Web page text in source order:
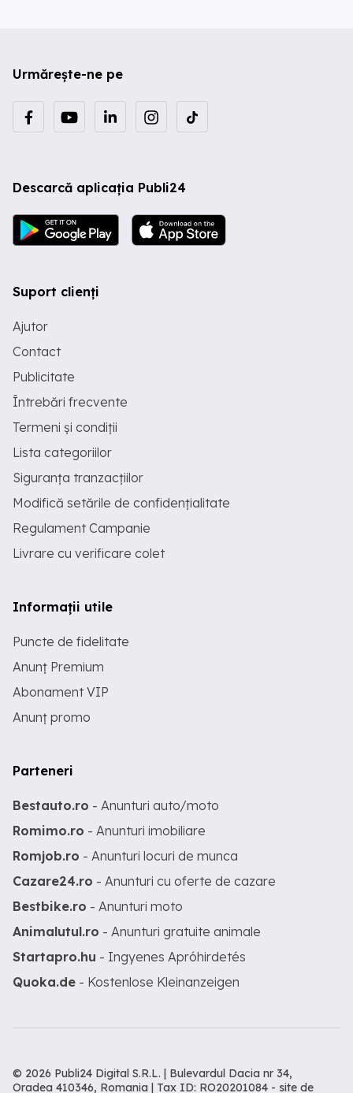
Urmărește-ne pe
Descarcă aplicația Publi24
Suport clienți
Ajutor
Contact
Publicitate
Întrebări frecvente
Termeni și condiții
Lista categoriilor
Siguranța tranzacțiilor
Modifică setările de confidențialitate
Regulament Campanie
Livrare cu verificare colet
Informații utile
Puncte de fidelitate
Anunț Premium
Abonament VIP
Anunț promo
Parteneri
Bestauto.ro - Anunturi auto/moto
Romimo.ro - Anunturi imobiliare
Romjob.ro - Anunturi locuri de munca
Cazare24.ro - Anunturi cu oferte de cazare
Bestbike.ro - Anunturi moto
Animalutul.ro - Anunturi gratuite animale
Startapro.hu - Ingyenes Apróhirdetés
Quoka.de - Kostenlose Kleinanzeigen
© 2026 Publi24 Digital S.R.L. | Bulevardul Dacia nr 34,
Oradea 410346, Romania | Tax ID: RO20201084 - site de